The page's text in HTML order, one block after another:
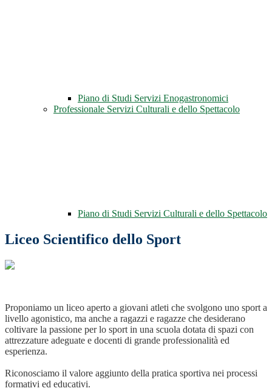
Piano di Studi Servizi Enogastronomici
Professionale Servizi Culturali e dello Spettacolo
Piano di Studi Servizi Culturali e dello Spettacolo
Liceo Scientifico dello Sport
Proponiamo un liceo aperto a giovani atleti che svolgono uno sport a
livello agonistico, ma anche a ragazzi e ragazze che desiderano
coltivare la passione per lo sport in una scuola dotata di spazi con
attrezzature adeguate e docenti di grande professionalità ed
esperienza.
Riconosciamo il valore aggiunto della pratica sportiva nei processi
formativi ed educativi.